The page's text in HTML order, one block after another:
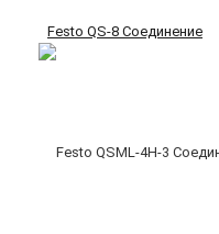
Festo QS-8 Соединение